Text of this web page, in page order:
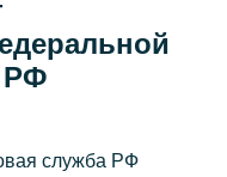
РФ
служба РФ